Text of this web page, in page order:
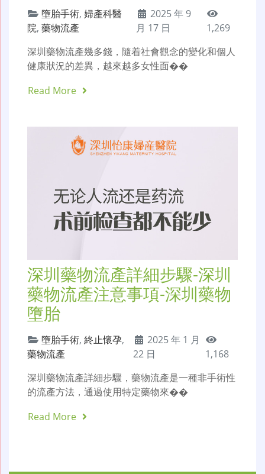
墮胎手術, 婦產科醫
院, 藥物流產
2025 年 9
月 17 日
1,269
深圳藥物流產幾多錢，隨着社會觀念的變化和個人
健康狀況的差異，越來越多女性面��
Read More
深圳藥物流產詳細步驟-深圳
藥物流產注意事項-深圳藥物
墮胎
墮胎手術, 終止懷孕,
藥物流產
2025 年 1 月
22 日
1,168
深圳藥物流產詳細步驟，藥物流產是一種非手術性
的流產方法，通過使用特定藥物來��
Read More